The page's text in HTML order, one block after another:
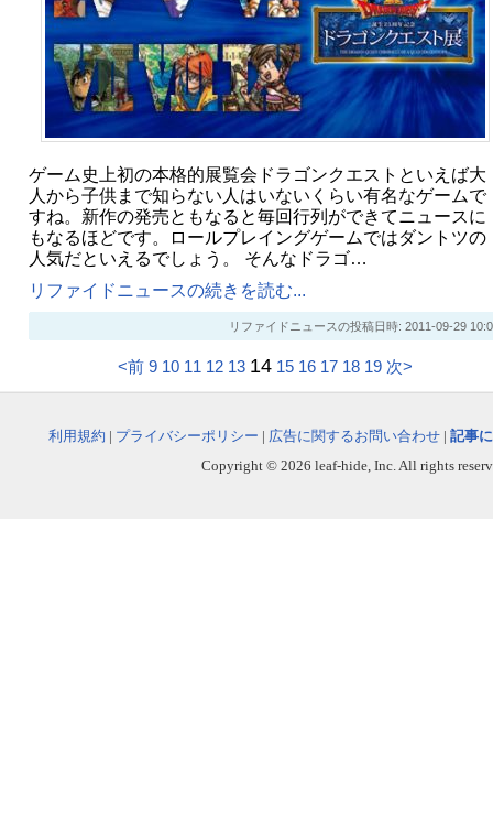
ゲーム史上初の本格的展覧会ドラゴンクエストといえば大
人から子供まで知らない人はいないくらい有名なゲームで
すね。新作の発売ともなると毎回行列ができてニュースに
もなるほどです。ロールプレイングゲームではダントツの
人気だといえるでしょう。 そんなドラゴ…
リファイドニュースの続きを読む...
リファイドニュースの投稿日時: 2011-09-29
<前 9 10 11 12 13 14 15 16 17 18 19 次>
利用規約 | プライバシーポリシー | 広告に関するお問い合わせ | 記事
Copyright © 2026 leaf-hide, Inc. All rights